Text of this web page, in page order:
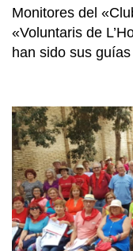
Monitores del
«Voluntaris de
han sido sus guías